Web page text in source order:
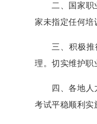
二、国家职
家未指定任何培
三、积极
理。切实维护职
四、各地
考试平稳顺利实